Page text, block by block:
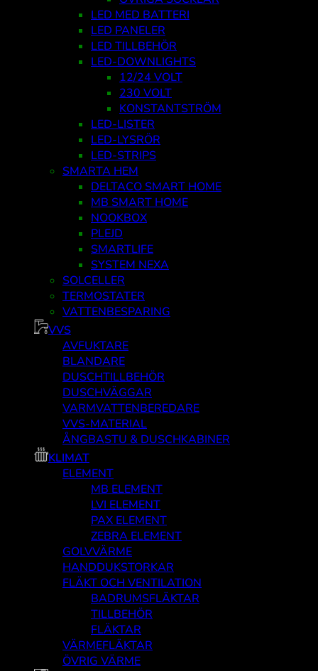
LED MED BATTERI
LED PANELER
LED TILLBEHÖR
LED-DOWNLIGHTS
12/24 VOLT
230 VOLT
KONSTANTSTRÖM
LED-LISTER
LED-LYSRÖR
LED-STRIPS
SMARTA HEM
DELTACO SMART HOME
MB SMART HOME
NOOKBOX
PLEJD
SMARTLIFE
SYSTEM NEXA
SOLCELLER
TERMOSTATER
VATTENBESPARING
VVS
AVFUKTARE
BLANDARE
DUSCHTILLBEHÖR
DUSCHVÄGGAR
VARMVATTENBEREDARE
VVS-MATERIAL
ÅNGBASTU & DUSCHKABINER
KLIMAT
ELEMENT
MB ELEMENT
LVI ELEMENT
PAX ELEMENT
ZEBRA ELEMENT
GOLVVÄRME
HANDDUKSTORKAR
FLÄKT OCH VENTILATION
BADRUMSFLÄKTAR
TILLBEHÖR
FLÄKTAR
VÄRMEFLÄKTAR
ÖVRIG VÄRME